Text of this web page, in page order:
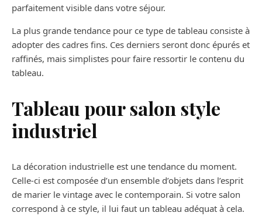
parfaitement visible dans votre séjour.
La plus grande tendance pour ce type de tableau consiste à
adopter des cadres fins. Ces derniers seront donc épurés et
raffinés, mais simplistes pour faire ressortir le contenu du
tableau.
Tableau pour salon style
industriel
La décoration industrielle est une tendance du moment.
Celle-ci est composée d’un ensemble d’objets dans l’esprit
de marier le vintage avec le contemporain. Si votre salon
correspond à ce style, il lui faut un tableau adéquat à cela.